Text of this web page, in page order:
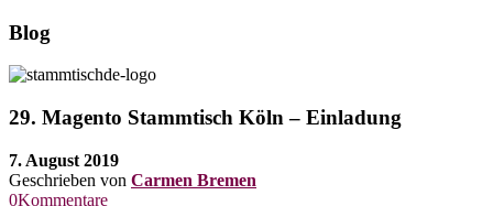
Blog
29. Magento Stammtisch Köln – Einladung
7. August 2019
Geschrieben von Carmen Bremen
0Kommentare